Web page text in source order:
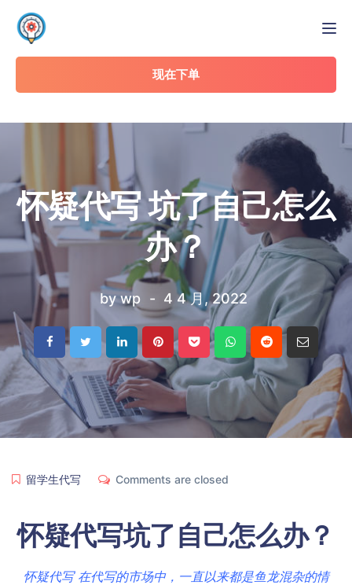
现在下单
怀疑代写 坑了自己怎么
办？
by wp 4 4 月, 2022
留学生代写 Comments are closed
怀疑代写坑了自己怎么办？
怀疑代写 在代写的市场中，一直以来都是鱼龙混杂的情